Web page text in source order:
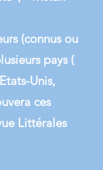
(connus ou
pays (
Unis,
ces
Littérales